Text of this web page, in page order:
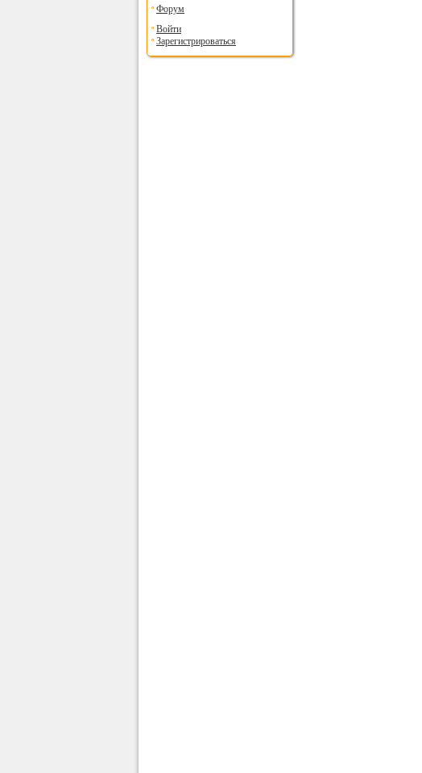
Форум
Войти
Зарегистрироваться